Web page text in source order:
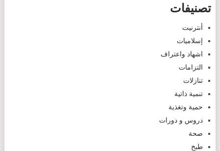
تصنيفات
أنترنيت
إسلاميات
اشهاد واعتراف
التزامات
تنازلات
تنمية ذاتية
حمية وتغذية
دروس و دورات
صحة
طبخ